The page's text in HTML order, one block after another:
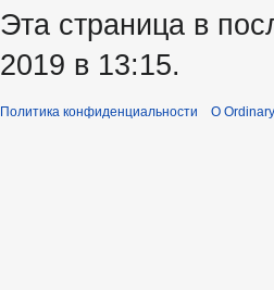
Эта страница в
2019 в 13:15.
Политика конфиденциальности О